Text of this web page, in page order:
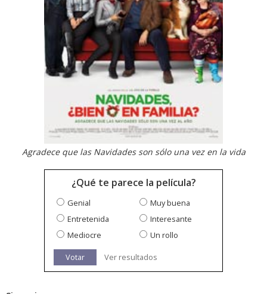
Agradece que las Navidades son sólo una vez en la vida
¿Qué te parece la película?
Genial
Muy buena
Entretenida
Interesante
Mediocre
Un rollo
Votar Ver resultados